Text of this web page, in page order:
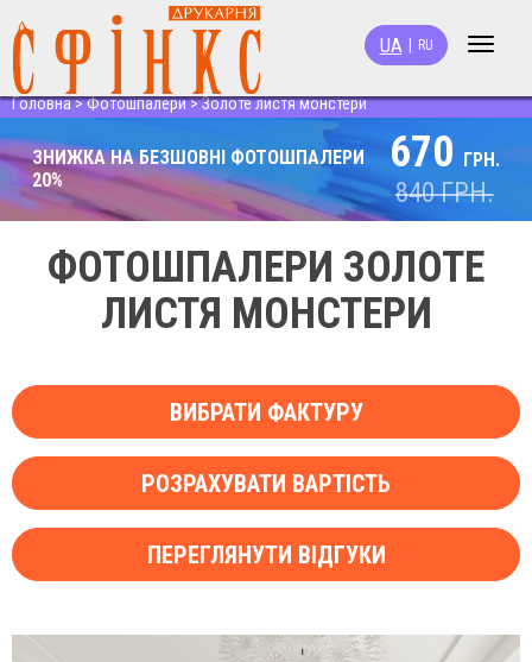
Toggle
UA RU
Головна>Фотошпалери>Золоте листя монстери
ЗНИЖКА НА БЕЗШОВНІ ФОТОШПАЛЕРИ
20%
670 ГРН.
840ГРН.
ФОТОШПАЛЕРИ ЗОЛОТЕ
ЛИСТЯ МОНСТЕРИ
ВИБРАТИ ФАКТУРУ
РОЗРАХУВАТИ ВАРТІСТЬ
ПЕРЕГЛЯНУТИ ВІДГУКИ